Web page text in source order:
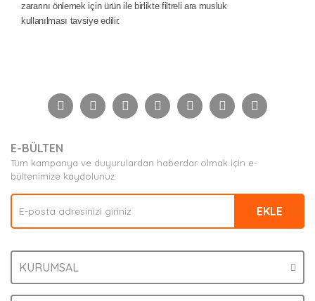
zararını önlemek için ürün ile birlikte filtreli ara musluk
kullanılması tavsiye edilir.
Yorum Yaz
Görüş ve önerileriniz için teşekkür ederiz.
Ürün açıklamasında eksik bilgiler bulunuyor.
Ürün bilgilerinde hatalar bulunuyor.
Ürün fiyatı diğer sitelerden daha pahalı.
Bu ürüne benzer farklı alternatifler olmalı.
E-BÜLTEN
Tüm kampanya ve duyurulardan haberdar olmak için e-
bültenimize kaydolunuz.
EKLE
KURUMSAL